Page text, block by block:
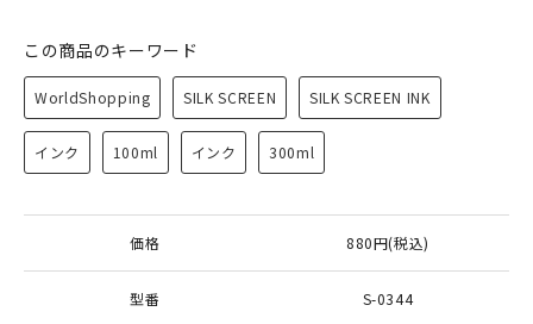
この商品のキーワード
WorldShopping SILK SCREEN SILK SCREEN INK
インク 100ml インク 300ml
価格 880円(税込)
型番 S-0344